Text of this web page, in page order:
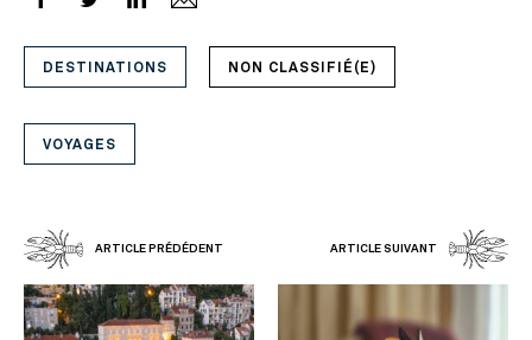
DESTINATIONS NON CLASSIFIÉ(E)
VOYAGES
ARTICLE PRÉDÉDENT ARTICLE SUIVANT